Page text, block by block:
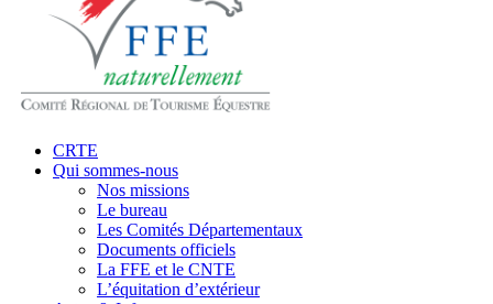
search
Menu
CRTE
Qui sommes-nous
Nos missions
Le bureau
Les Comités Départementaux
Documents officiels
La FFE et le CNTE
L’équitation d’extérieur